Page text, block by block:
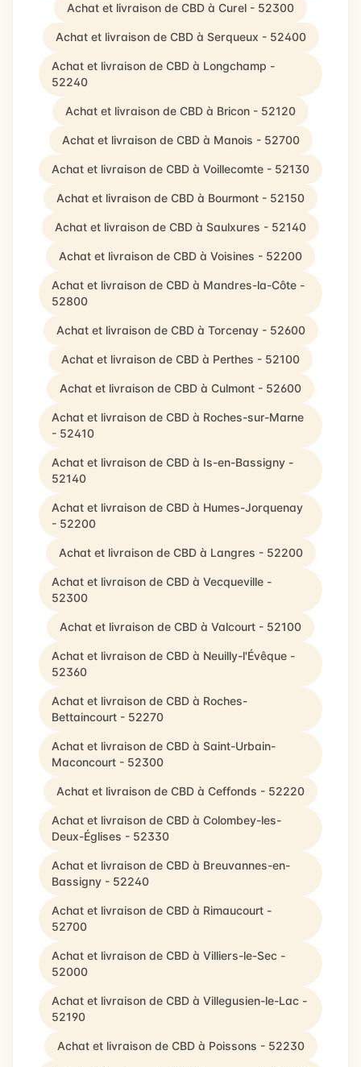
Achat et livraison de CBD à Curel - 52300
Achat et livraison de CBD à Serqueux - 52400
Achat et livraison de CBD à Longchamp -
52240
Achat et livraison de CBD à Bricon - 52120
Achat et livraison de CBD à Manois - 52700
Achat et livraison de CBD à Voillecomte - 52130
Achat et livraison de CBD à Bourmont - 52150
Achat et livraison de CBD à Saulxures - 52140
Achat et livraison de CBD à Voisines - 52200
Achat et livraison de CBD à Mandres-la-Côte -
52800
Achat et livraison de CBD à Torcenay - 52600
Achat et livraison de CBD à Perthes - 52100
Achat et livraison de CBD à Culmont - 52600
Achat et livraison de CBD à Roches-sur-Marne
- 52410
Achat et livraison de CBD à Is-en-Bassigny -
52140
Achat et livraison de CBD à Humes-Jorquenay
- 52200
Achat et livraison de CBD à Langres - 52200
Achat et livraison de CBD à Vecqueville -
52300
Achat et livraison de CBD à Valcourt - 52100
Achat et livraison de CBD à Neuilly-l'Évêque -
52360
Achat et livraison de CBD à Roches-
Bettaincourt - 52270
Achat et livraison de CBD à Saint-Urbain-
Maconcourt - 52300
Achat et livraison de CBD à Ceffonds - 52220
Achat et livraison de CBD à Colombey-les-
Deux-Églises - 52330
Achat et livraison de CBD à Breuvannes-en-
Bassigny - 52240
Achat et livraison de CBD à Rimaucourt -
52700
Achat et livraison de CBD à Villiers-le-Sec -
52000
Achat et livraison de CBD à Villegusien-le-Lac -
52190
Achat et livraison de CBD à Poissons - 52230